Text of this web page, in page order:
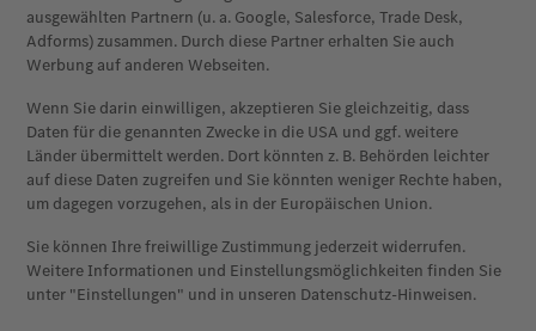
ausgewählten Partnern (u. a. Google, Salesforce, Trade Desk,
Adforms) zusammen. Durch diese Partner erhalten Sie auch
Werbung auf anderen Webseiten.
Wenn Sie darin einwilligen, akzeptieren Sie gleichzeitig, dass
Daten für die genannten Zwecke in die USA und ggf. weitere
Länder übermittelt werden. Dort könnten z. B. Behörden leichter
auf diese Daten zugreifen und Sie könnten weniger Rechte haben,
um dagegen vorzugehen, als in der Europäischen Union.
Sie können Ihre freiwillige Zustimmung jederzeit widerrufen.
Weitere Informationen und Einstellungsmöglichkeiten finden Sie
unter "Einstellungen" und in unseren Datenschutz-Hinweisen.